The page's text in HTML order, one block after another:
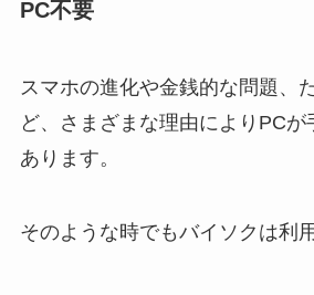
PC不要
スマホの進化や金銭的な問題、
ど、さまざまな理由によりPCが
あります。
そのような時でもバイソクは利